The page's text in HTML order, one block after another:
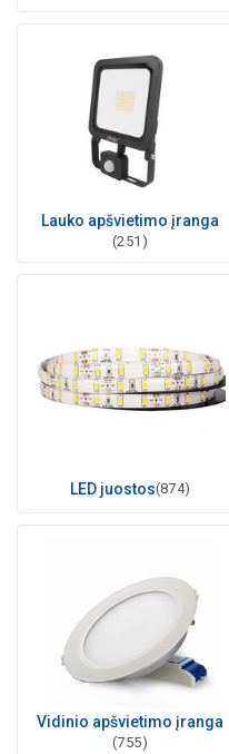
Lauko apšvietimo įranga
(251)
LED juostos(874)
Vidinio apšvietimo įranga
(755)